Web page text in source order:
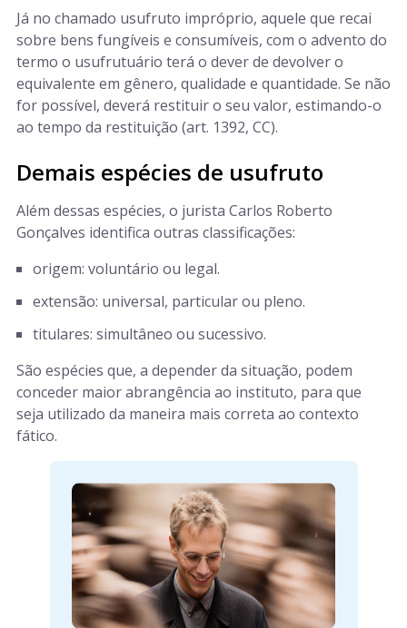
Já no chamado usufruto impróprio, aquele que recai
sobre bens fungíveis e consumíveis, com o advento do
termo o usufrutuário terá o dever de devolver o
equivalente em gênero, qualidade e quantidade. Se não
for possível, deverá restituir o seu valor, estimando-o
ao tempo da restituição (art. 1392, CC).
Demais espécies de usufruto
Além dessas espécies, o jurista Carlos Roberto
Gonçalves identifica outras classificações:
origem: voluntário ou legal.
extensão: universal, particular ou pleno.
titulares: simultâneo ou sucessivo.
São espécies que, a depender da situação, podem
conceder maior abrangência ao instituto, para que
seja utilizado da maneira mais correta ao contexto
fático.